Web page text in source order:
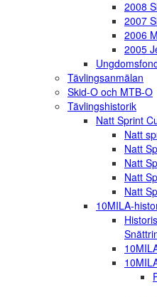
2008
2007
2006
2005
Tävlingsanmälan
Skid-O och MTB-O
Tävlingshistorik
Natt Sprint
Natt
Natt
Natt
Natt
Natt
10MILA-